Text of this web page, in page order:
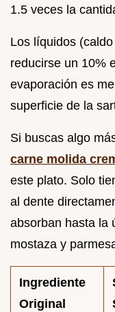
1.5 veces la
Los líquidos
reducirse un 10%
evaporación es
superficie de la
Si buscas algo
carne molida
este plato. Solo
al dente
absorban hasta la
mostaza y
Ingrediente
Original